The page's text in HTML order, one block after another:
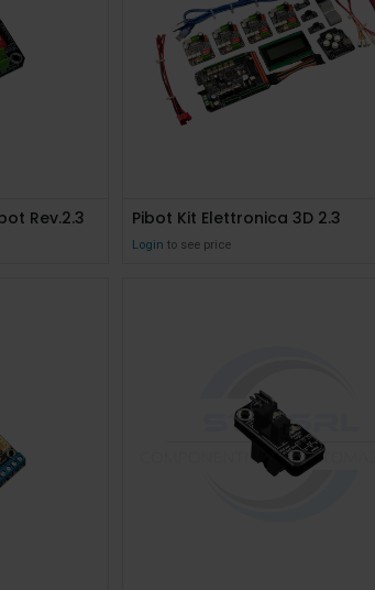
Rev.2.3 Pibot Kit Elettronica 3D 2.3
Login to see price